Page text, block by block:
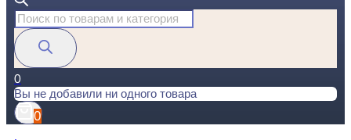
Поиск
товаров
0
Вы не добавили ни одного товара
0